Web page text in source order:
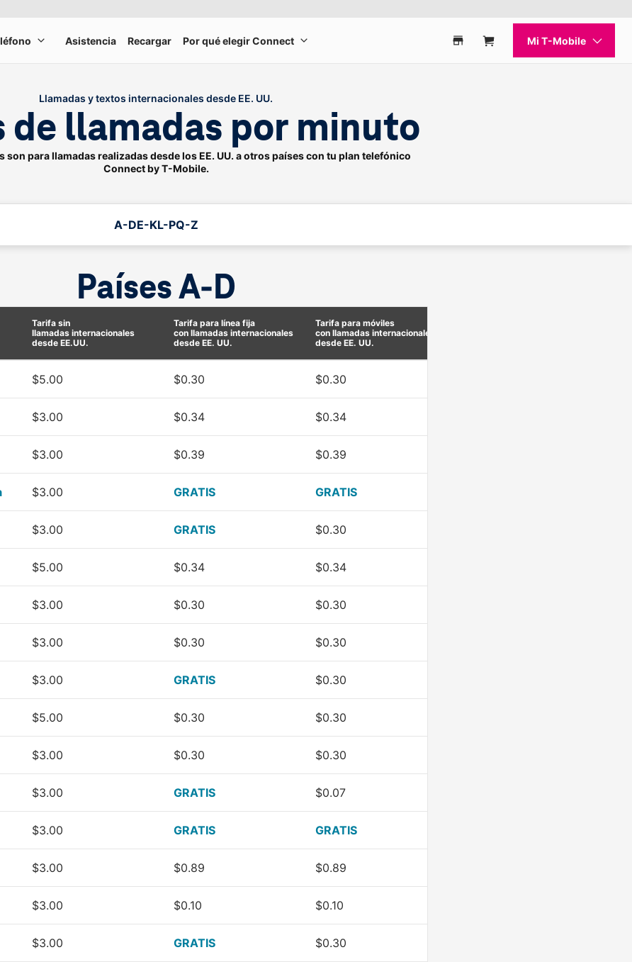
Trae tu propio teléfono
Asistencia Recargar Por qué elegir Connect Por qué elegir Connect
Encuentra una tienda
Carrito
Mi T-Mobile
Llamadas y textos internacionales desde EE. UU.
de llamadas por minuto
son para llamadas realizadas desde los EE. UU. a otros países con tu plan telefónico
Connect byT-Mobile.
A-DE-KL-PQ-Z
Países A-D
Tarifa sin
llamadas internacionales
desde EE.UU.
Tarifa para línea fija
con llamadas internacionales
desde EE. UU.
Tarifa para móviles
con llamadas internacionales
desde EE. UU.
$5.00 $0.30 $0.30
$3.00 $0.34 $0.34
$3.00 $0.39 $0.39
$3.00 GRATIS GRATIS
$3.00 GRATIS $0.30
$5.00 $0.34 $0.34
$3.00 $0.30 $0.30
$3.00 $0.30 $0.30
$3.00 GRATIS $0.30
$5.00 $0.30 $0.30
$3.00 $0.30 $0.30
$3.00 GRATIS $0.07
$3.00 GRATIS GRATIS
$3.00 $0.89 $0.89
$3.00 $0.10 $0.10
$3.00 GRATIS $0.30